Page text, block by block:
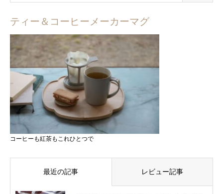
ティー＆コーヒーメーカーマグ
コーヒーも紅茶もこれひとつで
最近の記事 レビュー記事